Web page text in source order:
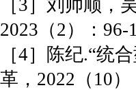
［3］刘帅顺，
2023（2）：96-
［4］陈纪.“统
革，2022（10）